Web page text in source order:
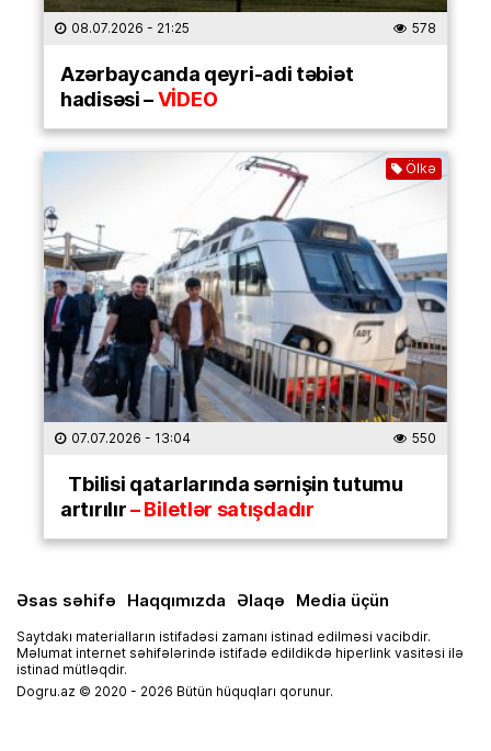
08.07.2026 - 21:25 578
Azərbaycanda qeyri-adi təbiət
hadisəsi –VİDEO
Ölkə
07.07.2026 - 13:04 550
Tbilisi qatarlarında sərnişin tutumu
artırılır– Biletlər satışdadır
Əsas səhifə Haqqımızda Əlaqə Media üçün
Saytdakı materialların istifadəsi zamanı istinad edilməsi vacibdir.
Məlumat internet səhifələrində istifadə edildikdə hiperlink vasitəsi ilə
istinad mütləqdir.
Dogru.az © 2020 - 2026 Bütün hüquqları qorunur.